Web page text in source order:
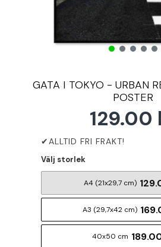
GATA I TOKYO - URBAN
POSTER
129.00
Välj storlek
A4 (21x29,7 cm)
A3 (29,7x42 cm)
40x50 cm